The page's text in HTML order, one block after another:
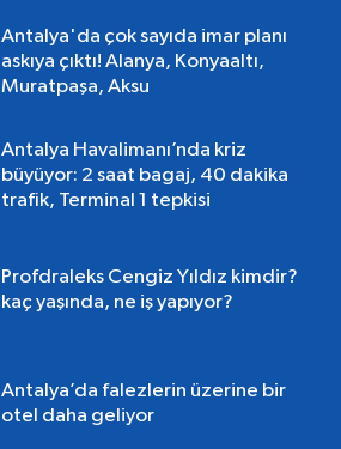
Antalya'da çok sayıda imar planı
askıya çıktı! Alanya, Konyaaltı,
Muratpaşa, Aksu
Antalya Havalimanı’nda kriz
büyüyor: 2 saat bagaj, 40 dakika
trafik, Terminal 1 tepkisi
Profdraleks Cengiz Yıldız kimdir?
kaç yaşında, ne iş yapıyor?
Antalya’da falezlerin üzerine bir
otel daha geliyor